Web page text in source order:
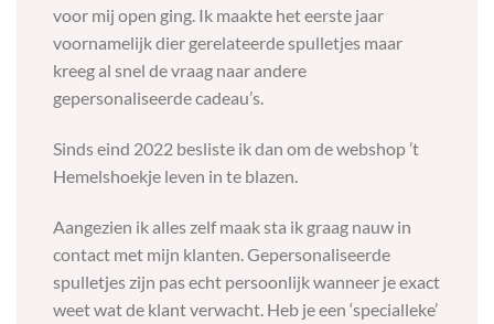
voor mij open ging. Ik maakte het eerste jaar
voornamelijk dier gerelateerde spulletjes maar
kreeg al snel de vraag naar andere
gepersonaliseerde cadeau’s.
Sinds eind 2022 besliste ik dan om de webshop ’t
Hemelshoekje leven in te blazen.
Aangezien ik alles zelf maak sta ik graag nauw in
contact met mijn klanten. Gepersonaliseerde
spulletjes zijn pas echt persoonlijk wanneer je exact
weet wat de klant verwacht. Heb je een ‘specialleke’